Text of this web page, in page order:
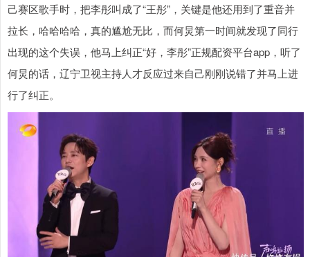
己赛区歌手时，把李彤叫成了“王彤”，关键是他还用到了重音并
拉长，哈哈哈哈，真的尴尬无比，而何炅第一时间就发现了同行
出现的这个失误，他马上纠正“好，李彤”正规配资平台app，听了
何炅的话，辽宁卫视主持人才反应过来自己刚刚说错了并马上进
行了纠正。